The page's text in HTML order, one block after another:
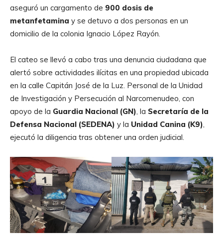
aseguró un cargamento de 900 dosis de
metanfetamina y se detuvo a dos personas en un
domicilio de la colonia Ignacio López Rayón.
El cateo se llevó a cabo tras una denuncia ciudadana que
alertó sobre actividades ilícitas en una propiedad ubicada
en la calle Capitán José de la Luz. Personal de la Unidad
de Investigación y Persecución al Narcomenudeo, con
apoyo de la Guardia Nacional (GN), la Secretaría de la
Defensa Nacional (SEDENA) y la Unidad Canina (K9),
ejecutó la diligencia tras obtener una orden judicial.